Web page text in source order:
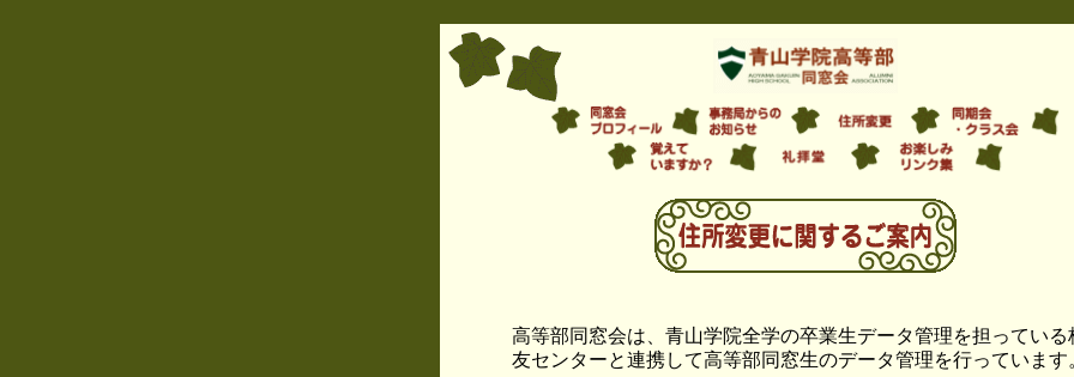
高等部同窓会は、青山学院全学の卒業生データ管理を担っている
友センターと連携して高等部同窓生のデータ管理を行っています